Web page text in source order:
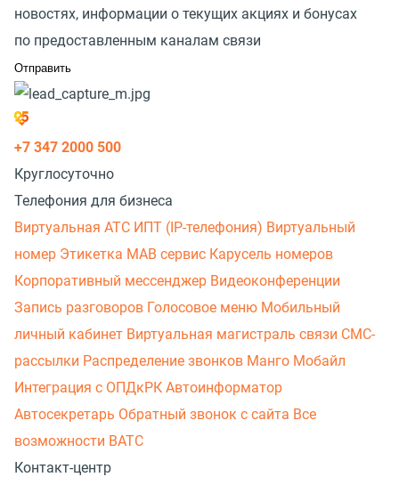
новостях, информации о текущих акциях и бонусах
по предоставленным каналам связи
+7 347 2000 500
Круглосуточно
Телефония для бизнеса
Виртуальная АТС ИПТ (IP-телефония) Виртуальный
номер Этикетка МАВ сервис Карусель номеров
Корпоративный мессенджер Видеоконференции
Запись разговоров Голосовое меню Мобильный
личный кабинет Виртуальная магистраль связи СМС-
рассылки Распределение звонков Манго Мобайл
Интеграция с ОПДкРК Автоинформатор
Автосекретарь Обратный звонок с сайта Все
возможности ВАТС
Контакт-центр